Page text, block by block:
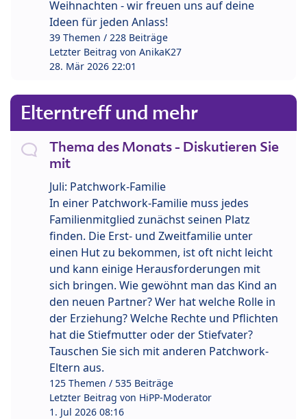
Weihnachten - wir freuen uns auf deine
Ideen für jeden Anlass!
39 Themen / 228 Beiträge
Letzter Beitrag von AnikaK27
28. Mär 2026 22:01
Elterntreff und mehr
Thema des Monats - Diskutieren Sie
mit
Juli: Patchwork-Familie
In einer Patchwork-Familie muss jedes
Familienmitglied zunächst seinen Platz
finden. Die Erst- und Zweitfamilie unter
einen Hut zu bekommen, ist oft nicht leicht
und kann einige Herausforderungen mit
sich bringen. Wie gewöhnt man das Kind an
den neuen Partner? Wer hat welche Rolle in
der Erziehung? Welche Rechte und Pflichten
hat die Stiefmutter oder der Stiefvater?
Tauschen Sie sich mit anderen Patchwork-
Eltern aus.
125 Themen / 535 Beiträge
Letzter Beitrag von HiPP-Moderator
1. Jul 2026 08:16